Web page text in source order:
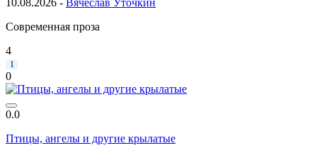
Современная проза
4
1
0
0.0
Птицы, ангелы и другие крылатые